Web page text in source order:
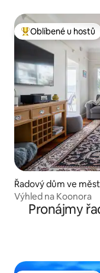
Nejlepší v kategorii
Oblíbené u hostů
Řadový dům ve
Výhled na Koonora
Pronájmy